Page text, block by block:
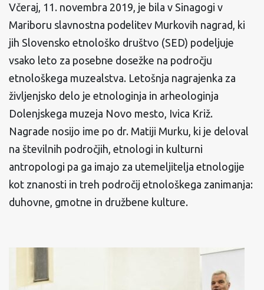
Včeraj, 11. novembra 2019, je bila v Sinagogi v
Mariboru slavnostna podelitev Murkovih nagrad, ki
jih Slovensko etnološko društvo (SED) podeljuje
vsako leto za posebne dosežke na področju
etnološkega muzealstva. Letošnja nagrajenka za
življenjsko delo je etnologinja in arheologinja
Dolenjskega muzeja Novo mesto, Ivica Križ.
Nagrade nosijo ime po dr. Matiji Murku, ki je deloval
na številnih področjih, etnologi in kulturni
antropologi pa ga imajo za utemeljitelja etnologije
kot znanosti in treh področij etnološkega zanimanja:
duhovne, gmotne in družbene kulture.